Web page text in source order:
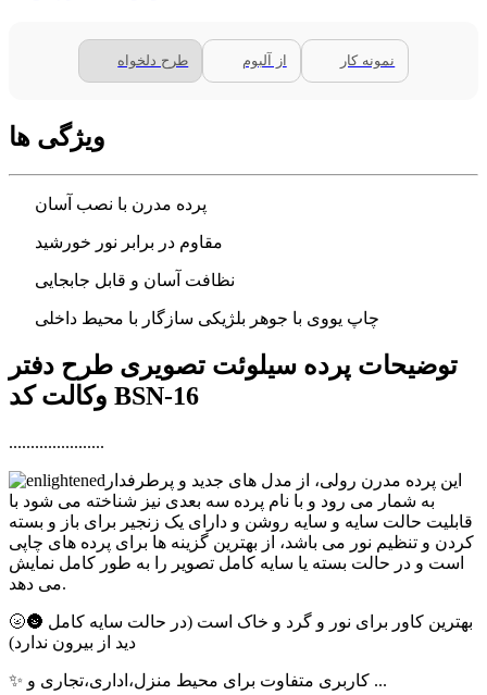
طرح دلخواه از آلبوم نمونه کار
ویژگی ها
پرده مدرن با نصب آسان
مقاوم در برابر نور خورشید
نظافت آسان و قابل جابجایی
چاپ یووی با جوهر بلژیکی سازگار با محیط داخلی
توضیحات پرده سیلوئت تصویری طرح دفتر
وکالت کد BSN-16
......................
این پرده مدرن رولی، از مدل های جدید و پرطرفدار
به شمار می رود و با نام پرده سه بعدی نیز شناخته می شود با
قابلیت حالت سایه و سایه روشن و دارای یک زنجیر برای باز و بسته
کردن و تنظیم نور می باشد، از بهترین گزینه ها برای پرده های چاپی
است و در حالت بسته یا سایه کامل تصویر را به طور کامل نمایش
می دهد.
🌝🌚 بهترین کاور برای نور و گرد و خاک است (در حالت سایه کامل
دید از بیرون ندارد)
✨ کاربری متفاوت برای محیط منزل،اداری،تجاری و ...